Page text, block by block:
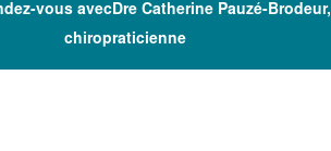
vous avecDre Catherine Pauzé-Brodeur,
chiropraticienne